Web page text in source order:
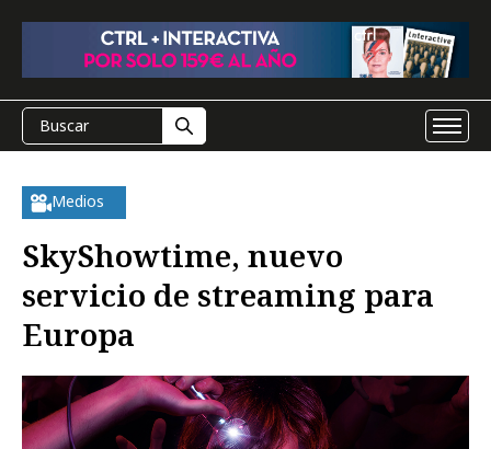
Medios
SkyShowtime, nuevo
servicio de streaming para
Europa